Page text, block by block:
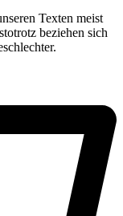
Texten meist
beziehen sich